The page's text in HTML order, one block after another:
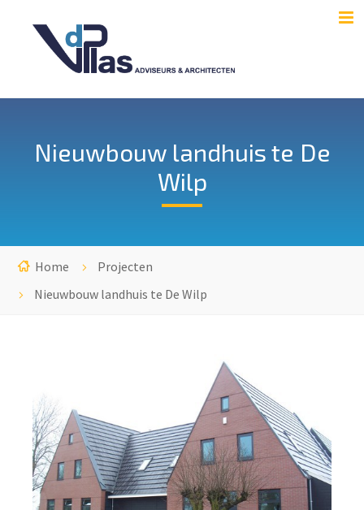
Nieuwbouw landhuis te De
Wilp
Home
Projecten
Nieuwbouw landhuis te De Wilp